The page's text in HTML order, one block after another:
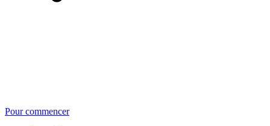
Pour commencer